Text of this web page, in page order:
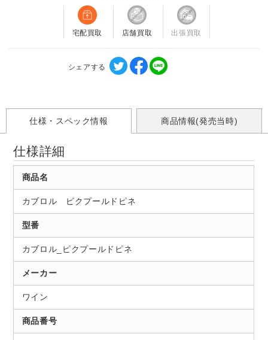
宅配買取 店舗買取 出張買取
シェアする
仕様・スペック情報 商品情報(発売当時)
仕様詳細
商品名
カブロル ピクプールドピネ
型番
カブロル_ピクプールドピネ
メーカー
ワイン
商品番号